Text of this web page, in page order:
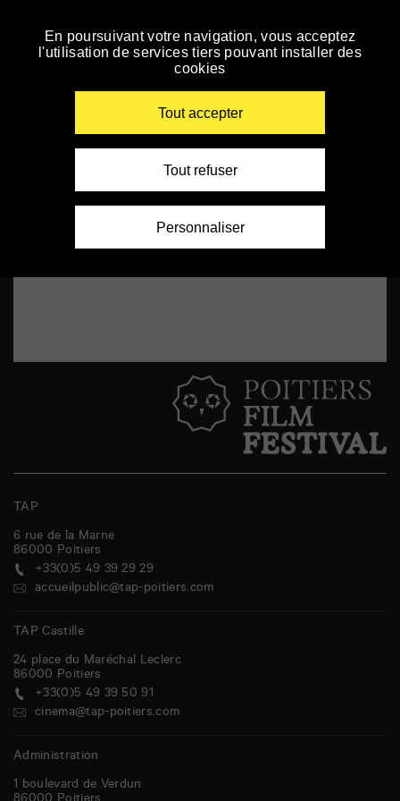
Accéder
Renseigner
Franco Lolli
TAP
6 rue de la Marne
86000 Poitiers
+33(0)5 49 39 29 29
accueilpublic@tap-poitiers.com
TAP Castille
24 place du Maréchal Leclerc
86000 Poitiers
+33(0)5 49 39 50 91
cinema@tap-poitiers.com
Administration
1 boulevard de Verdun
En poursuivant votre navigation, vous acceptez
l'utilisation de services tiers pouvant installer des
cookies
Tout accepter
Tout refuser
Personnaliser